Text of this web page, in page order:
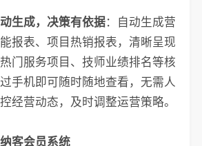
生成，决策有依据：自动生成营
报表、项目热销报表，清晰呈现
门服务项目、技师业绩排名等核
手机即可随时随地查看，无需人
经营动态，及时调整运营策略。
客会员系统